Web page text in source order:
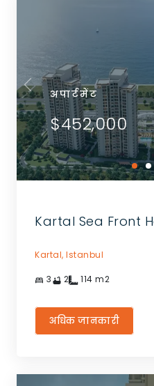
अपार्टमेंट
$452,000
Kartal Sea Front
Kartal, Istanbul
3 2 114 m2
अधिक जानकारी